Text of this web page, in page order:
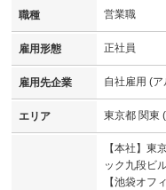
職種 営業職
雇用形態 正社員
雇用先企業 自社雇用 (
エリア 東京都 関東
【本社】
ック九段ビ
【池袋オフ